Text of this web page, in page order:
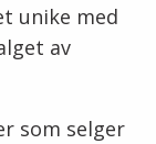
unike med
av
som selger